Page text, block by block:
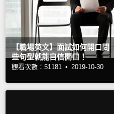
【職場英文】面試如何開口問
些句型就能自信開口！
觀看次數：51181 • 2019-10-30